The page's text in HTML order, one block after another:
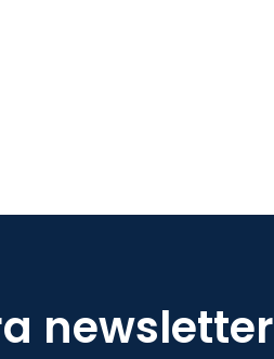
newsletter